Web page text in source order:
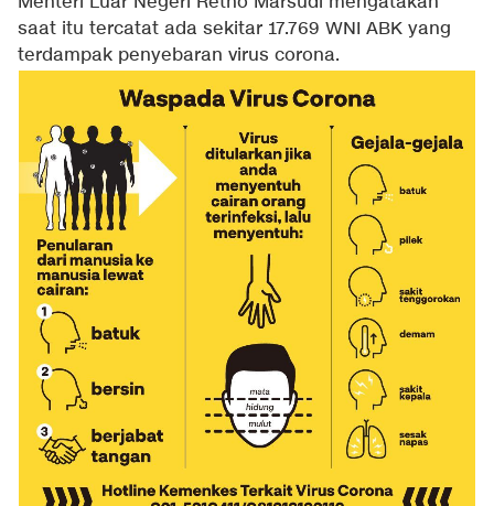
saat itu tercatat ada sekitar 17.769 WNI ABK yang
terdampak penyebaran virus corona.